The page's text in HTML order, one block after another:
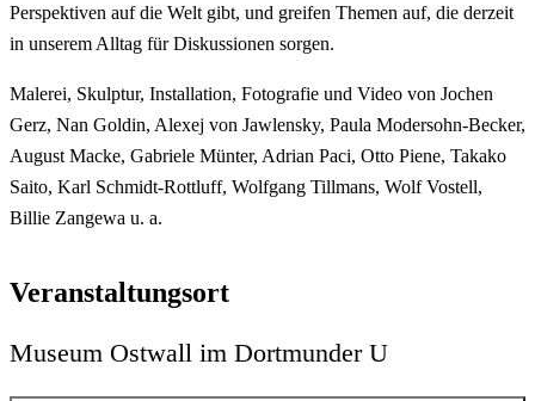
Perspektiven auf die Welt gibt, und greifen Themen auf, die derzeit
in unserem Alltag für Diskussionen sorgen.
Malerei, Skulptur, Installation, Fotografie und Video von Jochen
Gerz, Nan Goldin, Alexej von Jawlensky, Paula Modersohn-Becker,
August Macke, Gabriele Münter, Adrian Paci, Otto Piene, Takako
Saito, Karl Schmidt-Rottluff, Wolfgang Tillmans, Wolf Vostell,
Billie Zangewa u. a.
Veranstaltungsort
Museum Ostwall im Dortmunder U